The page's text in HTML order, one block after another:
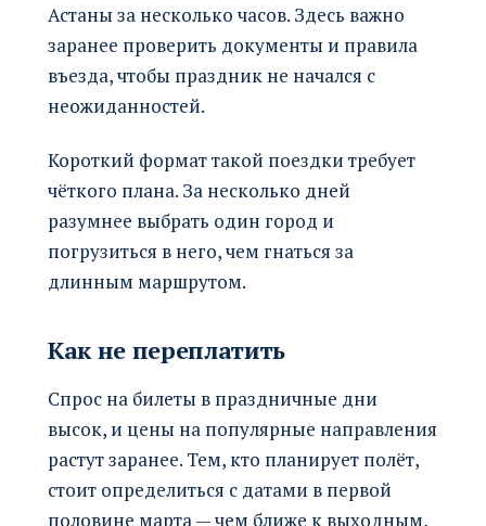
Астаны за несколько часов. Здесь важно
заранее проверить документы и правила
въезда, чтобы праздник не начался с
неожиданностей.
Короткий формат такой поездки требует
чёткого плана. За несколько дней
разумнее выбрать один город и
погрузиться в него, чем гнаться за
длинным маршрутом.
Как не переплатить
Спрос на билеты в праздничные дни
высок, и цены на популярные направления
растут заранее. Тем, кто планирует полёт,
стоит определиться с датами в первой
половине марта — чем ближе к выходным,